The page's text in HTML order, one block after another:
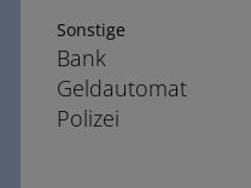
Sonstige
Bank
Geldautomat
Polizei